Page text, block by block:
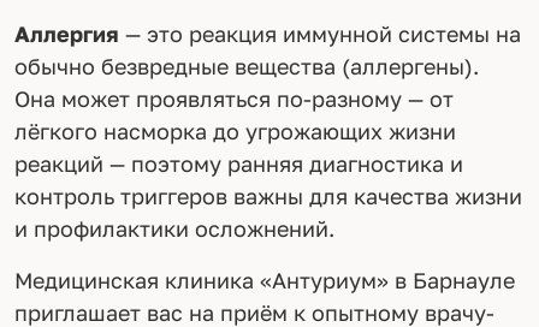
Аллергия — это реакция иммунной системы на
обычно безвредные вещества (аллергены).
Она может проявляться по-разному — от
лёгкого насморка до угрожающих жизни
реакций — поэтому ранняя диагностика и
контроль триггеров важны для качества жизни
и профилактики осложнений.
Медицинская клиника «Антуриум» в Барнауле
приглашает вас на приём к опытному врачу-